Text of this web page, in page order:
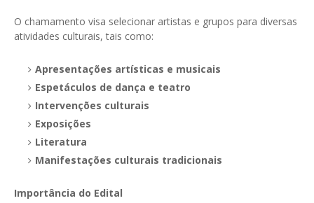
O chamamento visa selecionar artistas e grupos para diversas
atividades culturais, tais como:
Apresentações artísticas e musicais
Espetáculos de dança e teatro
Intervenções culturais
Exposições
Literatura
Manifestações culturais tradicionais
Importância do Edital